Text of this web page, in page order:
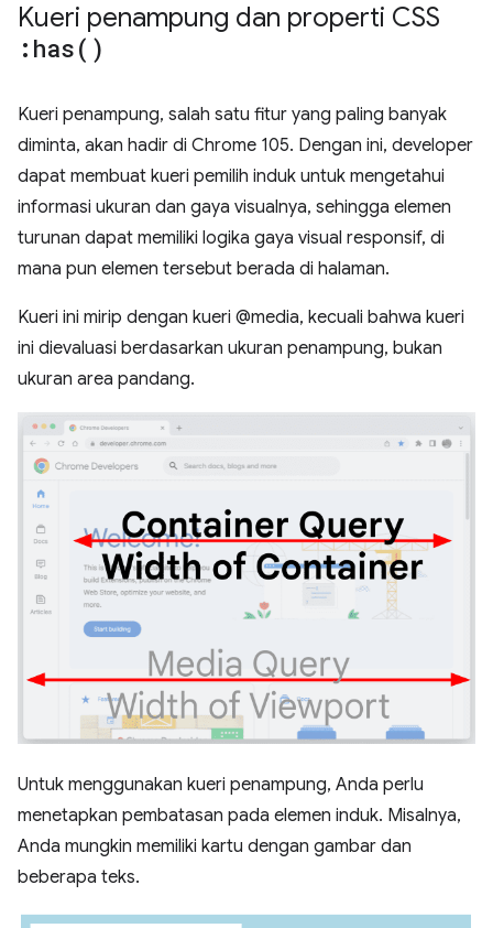
Kueri penampung dan properti CSS
: has( )
Kueri penampung, salah satu fitur yang paling banyak
diminta, akan hadir di Chrome 105. Dengan ini, developer
dapat membuat kueri pemilih induk untuk mengetahui
informasi ukuran dan gaya visualnya, sehingga elemen
turunan dapat memiliki logika gaya visual responsif, di
mana pun elemen tersebut berada di halaman.
Kueri ini mirip dengan kueri @media, kecuali bahwa kueri
ini dievaluasi berdasarkan ukuran penampung, bukan
ukuran area pandang.
Untuk menggunakan kueri penampung, Anda perlu
menetapkan pembatasan pada elemen induk. Misalnya,
Anda mungkin memiliki kartu dengan gambar dan
beberapa teks.